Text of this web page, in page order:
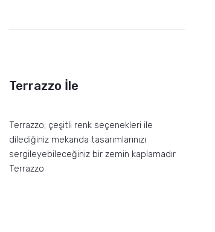
Terrazzo İle
Terrazzo; çeşitli renk seçenekleri ile
dilediğiniz mekanda tasarımlarınızı
sergileyebileceğiniz bir zemin kaplamadır
Terrazzo